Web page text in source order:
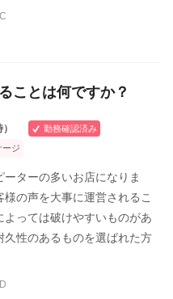
ことは何ですか？
勤務確認済み
ージ
ターの多いお店になりま
の声を大事に運営されるこ
っては破けやすいものがあ
久性のあるものを選ばれた方